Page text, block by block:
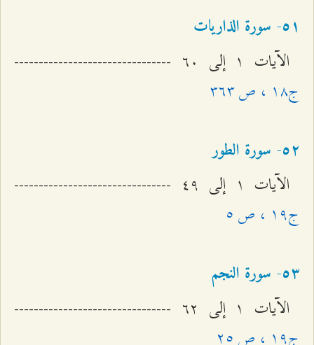
٥۱- سورة الذاریات
الآيات ۱ إلى ٦۰ --------------------------------
ج۱۸ ، ص ٣٦٣
٥٢- سورة الطور
الآيات ۱ إلى ٤٩ --------------------------------
ج۱٩ ، ص ٥
٥٣- سورة النجم
الآيات ۱ إلى ٦٢ --------------------------------
ج۱٩ ، ص ٢٥